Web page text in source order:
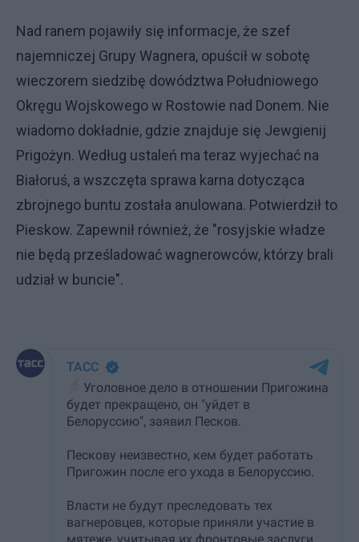
Nad ranem pojawiły się informacje, że szef
najemniczej Grupy Wagnera, opuścił w sobotę
wieczorem siedzibę dowództwa Południowego
Okręgu Wojskowego w Rostowie nad Donem. Nie
wiadomo dokładnie, gdzie znajduje się Jewgienij
Prigożyn. Według ustaleń ma teraz wyjechać na
Białoruś, a wszczęta sprawa karna dotycząca
zbrojnego buntu została anulowana. Potwierdził to
Pieskow. Zapewnił również, że "rosyjskie władze
nie będą prześladować wagnerowców, którzy brali
udział w buncie".